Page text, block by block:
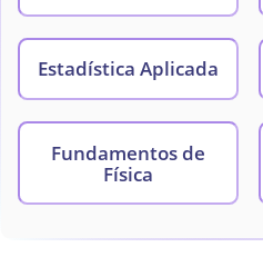
Estadística Aplicada
Fundamentos de
Física